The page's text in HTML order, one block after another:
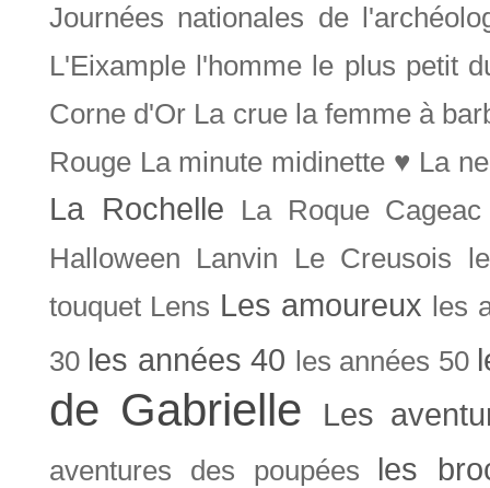
Journées nationales de
L'Eixample l'homme le plus petit
Corne d'Or La crue la femme à
Rouge La minute midinette ♥ La
La Rochelle
La Roque Cageac
Halloween
Lanvin Le Creusois
touquet Lens Les amoureux les
30 les années 40 les années 50
de Gabrielle Les
aventures des poupées les